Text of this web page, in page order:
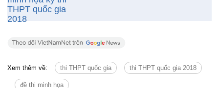
Xem thêm về: thi THPT quốc gia thi THPT quốc gia 2018
đề thi minh họa